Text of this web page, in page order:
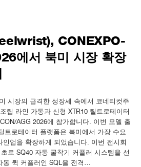
CONEXPO-
에서 북미 시장 확장
시장의 급격한 성장세 속에서 코네티컷주
립 라인 가동과 신형 XTR10 틸트로테이터
AGG 2026에 참가합니다. 이번 모델 출
트로테이터 플랫폼은 북미에서 가장 수요
업을 확장하게 되었습니다. 이번 전시회
로 SQ40 자동 굴착기 커플러 시스템을 선
퀵 커플러인 SQL을 전격…